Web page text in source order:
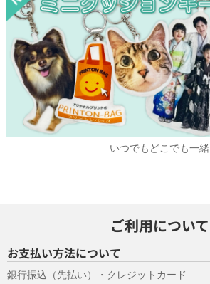
いつでもどこでも一緒
ご利用について
お支払い方法について
銀行振込（先払い）・クレジットカード